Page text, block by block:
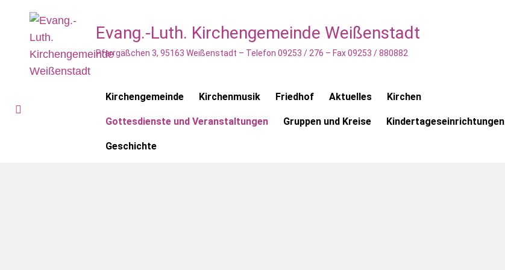
Evang.-Luth. Kirchengemeinde Weißenstadt
Pfarrgäßchen 3, 95163 Weißenstadt – Telefon 09253 / 276 – Fax 09253 / 880882
Kirchengemeinde Kirchenmusik Friedhof Aktuelles Kirchen
Gottesdienste und Veranstaltungen Gruppen und Kreise Kindertageseinrichtungen
Geschichte